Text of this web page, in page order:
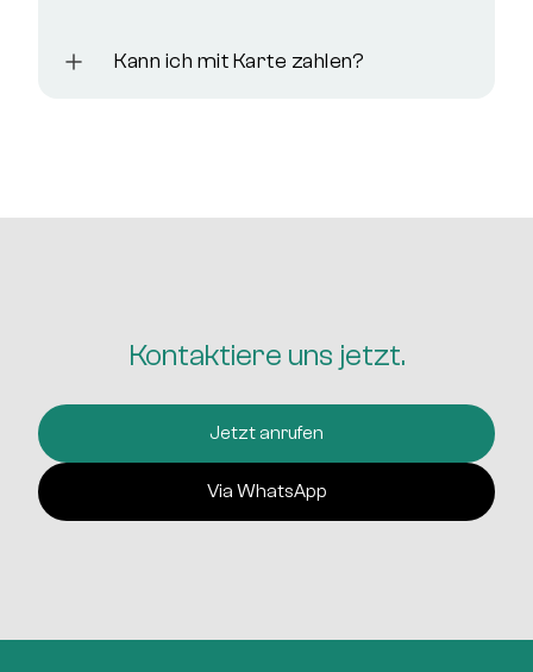
Kann ich mit Karte zahlen?
Kontaktiere uns jetzt.
Jetzt anrufen
Via WhatsApp